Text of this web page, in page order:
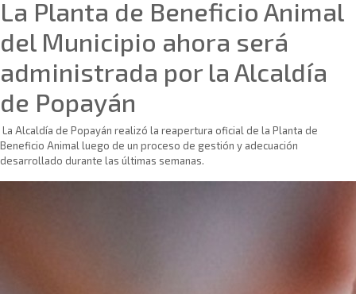
La Planta de Beneficio Animal
del Municipio ahora será
administrada por la Alcaldía
de Popayán
La Alcaldía de Popayán realizó la reapertura oficial de la Planta de
Beneficio Animal luego de un proceso de gestión y adecuación
desarrollado durante las últimas semanas.